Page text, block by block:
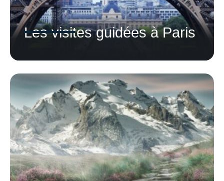
Les visites guidées à Paris